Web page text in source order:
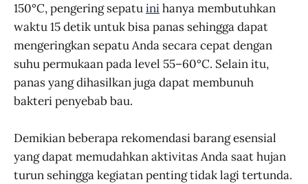
150°C, pengering sepatuinihanya membutuhkan
waktu 15 detik untuk bisa panas sehingga dapat
mengeringkan sepatu Anda secara cepat dengan
suhu permukaan pada level 55–60°C. Selain itu,
panas yang dihasilkan juga dapat membunuh
bakteri penyebab bau.
Demikian beberapa rekomendasi barang esensial
yang dapat memudahkan aktivitas Anda saat hujan
turun sehingga kegiatan penting tidak lagi tertunda.